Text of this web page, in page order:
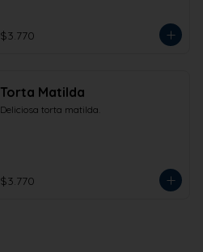
$3.770
Torta Matilda
Deliciosa torta matilda.
$3.770